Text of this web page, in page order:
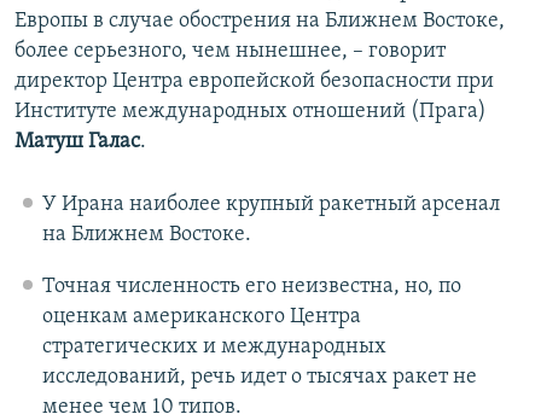
Европы в случае обострения на Ближнем Востоке,
более серьезного, чем нынешнее, – говорит
директор Центра европейской безопасности при
Институте международных отношений (Прага)
Матуш Галас.
У Ирана наиболее крупный ракетный арсенал
на Ближнем Востоке.
Точная численность его неизвестна, но, по
оценкам американского Центра
стратегических и международных
исследований, речь идет о тысячах ракет не
менее чем 10 типов.